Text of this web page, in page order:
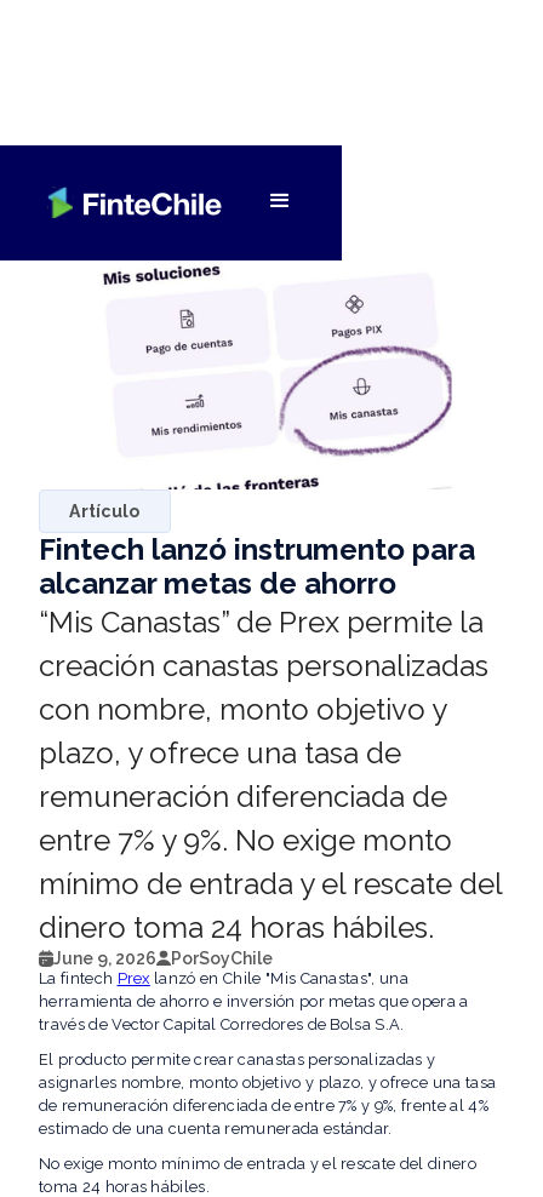
Artículo
Fintech lanzó instrumento para
alcanzar metas de ahorro
“Mis Canastas” de Prex permite la
creación canastas personalizadas
con nombre, monto objetivo y
plazo, y ofrece una tasa de
remuneración diferenciada de
entre 7% y 9%. No exige monto
mínimo de entrada y el rescate del
dinero toma 24 horas hábiles.
June 9, 2026 PorSoyChile
La fintech Prex lanzó en Chile "Mis Canastas", una
herramienta de ahorro e inversión por metas que opera a
través de Vector Capital Corredores de Bolsa S.A.
El producto permite crear canastas personalizadas y
asignarles nombre, monto objetivo y plazo, y ofrece una tasa
de remuneración diferenciada de entre 7% y 9%, frente al 4%
estimado de una cuenta remunerada estándar.
No exige monto mínimo de entrada y el rescate del dinero
toma 24 horas hábiles.